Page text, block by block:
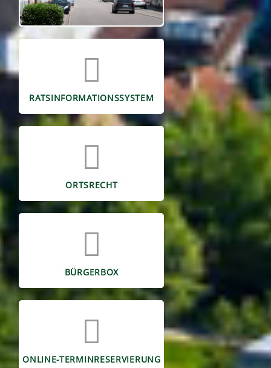
RATSINFORMATIONSSYSTEM
ORTSRECHT
BÜRGERBOX
ONLINE-TERMINRESERVIERUNG